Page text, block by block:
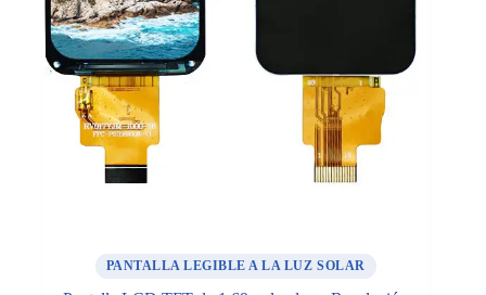
PANTALLA LEGIBLE A LA LUZ SOLAR